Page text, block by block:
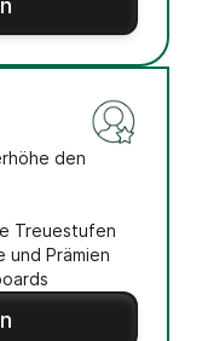
den
Treuestufen
Prämien